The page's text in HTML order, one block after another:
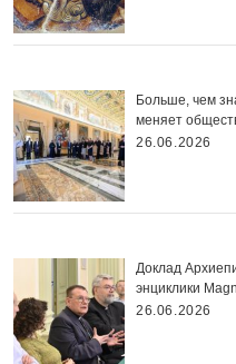
Больше, чем
меняет
26.06.2026
Доклад
энциклики
26.06.2026